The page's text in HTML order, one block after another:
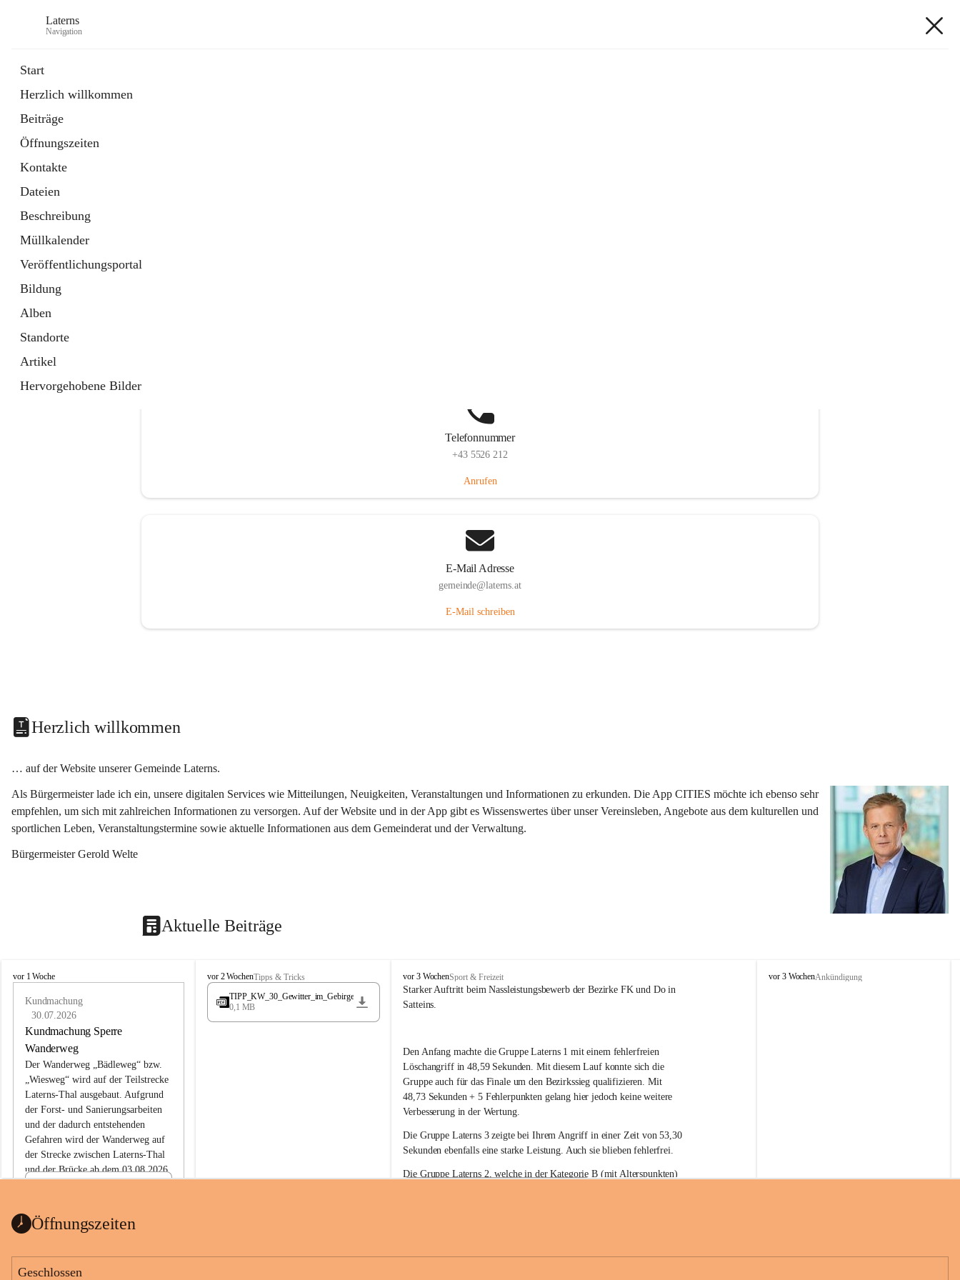
Laterns
Navigation
Start
Herzlich willkommen
Beiträge
Öffnungszeiten
Kontakte
Dateien
Beschreibung
Müllkalender
Veröffentlichungsportal
Bildung
Alben
Standorte
Artikel
Hervorgehobene Bilder
Telefonnummer
+43 5526 212
Anrufen
E-Mail Adresse
gemeinde@laterns.at
E-Mail schreiben
Herzlich willkommen
… auf der Website unserer Gemeinde Laterns.
Als Bürgermeister lade ich ein, unsere digitalen Services wie Mitteilungen, Neuigkeiten, Veranstaltungen und Informationen zu erkunden. Die App CITIES möchte ich ebenso sehr
empfehlen, um sich mit zahlreichen Informationen zu versorgen. Auf der Website und in der App gibt es Wissenswertes über unser Vereinsleben, Angebote aus dem kulturellen und
sportlichen Leben, Veranstaltungstermine sowie aktuelle Informationen aus dem Gemeinderat und der Verwaltung.
Bürgermeister Gerold Welte
Aktuelle Beiträge
L
vor 1 Woche
Kundmachung
30.07.2026
Kundmachung Sperre
Wanderweg
Der Wanderweg „Bädleweg“ bzw.
„Wiesweg“ wird auf der Teilstrecke
Laterns-Thal ausgebaut. Aufgrund
der Forst- und Sanierungsarbeiten
und der dadurch entstehenden
Gefahren wird der Wanderweg auf
der Strecke zwischen Laterns-Thal
und der Brücke ab dem 03.08.2026
ht
1 Seite•0,1 MB
L
a
e
vor 2 WochenTipps & Tricks
TIPP_KW_30_Gewitter_im_Gebirge
0,1 MB
F
r
e
l
l
i
g
e
F
e
u
e
r
w
t
vor 3 WochenSport & Freizeit
Starker Auftritt beim Nassleistungsbewerb der Bezirke FK und Do in
Satteins.
Den Anfang machte die Gruppe Laterns 1 mit einem fehlerfreien
Löschangriff in 48,59 Sekunden. Mit diesem Lauf konnte sich die
Gruppe auch für das Finale um den Bezirkssieg qualifizieren. Mit
48,73 Sekunden + 5 Fehlerpunkten gelang hier jedoch keine weitere
Verbesserung in der Wertung.
Die Gruppe Laterns 3 zeigte bei Ihrem Angriff in einer Zeit von 53,30
Sekunden ebenfalls eine starke Leistung. Auch sie blieben fehlerfrei.
Die Gruppe Laterns 2, welche in der Kategorie B (mit Alterspunkten)
L
vor 3 WochenAnkündigung
Öffnungszeiten
Geschlossen